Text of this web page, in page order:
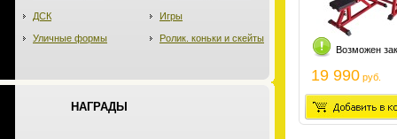
ДСК
Уличные формы
Игры
Ролик. коньки и скейты
НАГРАДЫ
Возможен
19 990 руб.